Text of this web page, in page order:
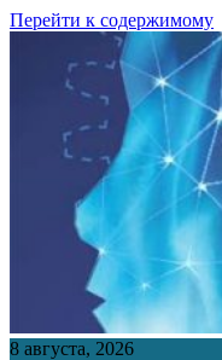
Перейти к содержимому
8 августа, 2026